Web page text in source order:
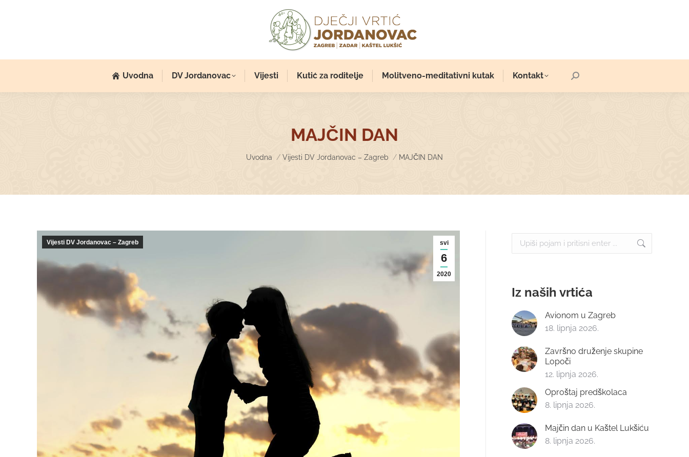
Uvodna DV Jordanovac Vijesti Kutić za roditelje Molitveno-meditativni kutak Kontakt Search:
MAJČIN DAN
You are here:
Uvodna Vijesti DV Jordanovac – Zagreb MAJČIN DAN
svi
6
2020
Vijesti DV Jordanovac – Zagreb Search:
Iz naših vrtića
Avionom u Zagreb
18. lipnja 2026.
Završno druženje skupine
Lopoči
12. lipnja 2026.
Oproštaj predškolaca
8. lipnja 2026.
Majčin dan u Kaštel Lukšiću
8. lipnja 2026.